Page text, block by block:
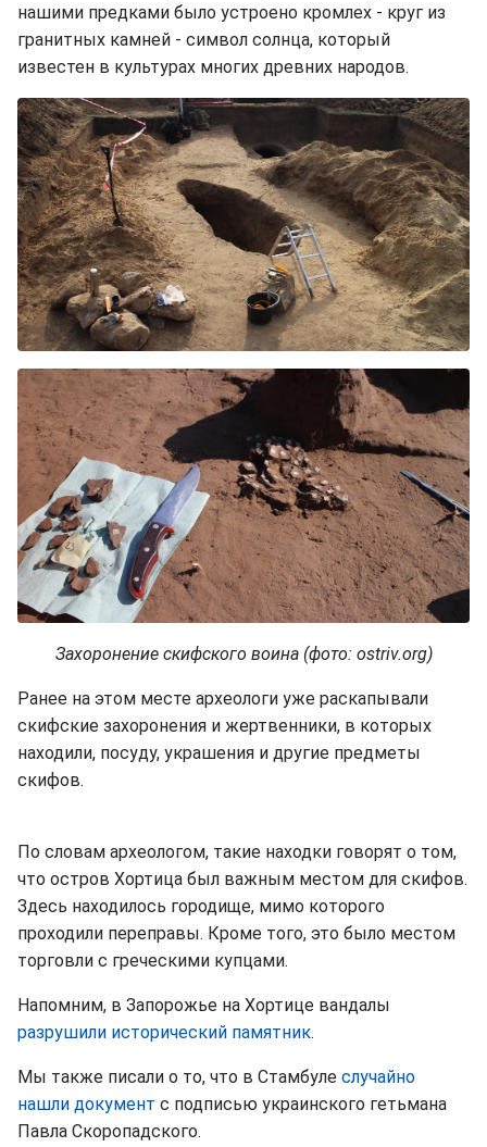
нашими предками было устроено кромлех - круг из
гранитных камней - символ солнца, который
известен в культурах многих древних народов.
Захоронение скифского воина (фото: ostriv.org)
Ранее на этом месте археологи уже раскапывали
скифские захоронения и жертвенники, в которых
находили, посуду, украшения и другие предметы
скифов.
По словам археологом, такие находки говорят о том,
что остров Хортица был важным местом для скифов.
Здесь находилось городище, мимо которого
проходили переправы. Кроме того, это было местом
торговли с греческими купцами.
Напомним, в Запорожье на Хортице вандалы
разрушили исторический памятник.
Мы также писали о то, что в Стамбуле случайно
нашли документ с подписью украинского гетьмана
Павла Скоропадского.